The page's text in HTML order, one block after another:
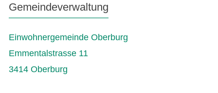
Gemeindeverwaltung
Einwohnergemeinde Oberburg
Emmentalstrasse 11
3414 Oberburg